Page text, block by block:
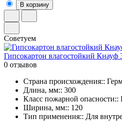
В корзину
Советуем
Гипсокартон влагостойкий Кнауф
0 отзывов
Страна происхождения::
Длина, мм:: 300
Класс пожарной
Ширина, мм:: 120
Тип применения:: Для